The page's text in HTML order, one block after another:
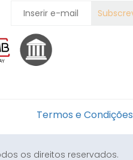
Termos e Condições
os direitos reservados.